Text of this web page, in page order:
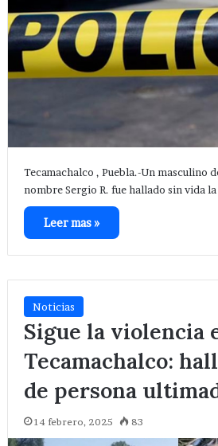
Tecamachalco , Puebla.-Un masculino
nombre Sergio R. fue hallado sin vida
Leer mas »
Noticias
Sigue la violencia
Tecamachalco:
de persona
14 febrero, 2025 83